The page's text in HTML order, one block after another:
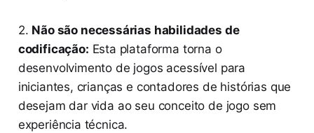
2. Não são necessárias habilidades de
codificação: Esta plataforma torna o
desenvolvimento de jogos acessível para
iniciantes, crianças e contadores de histórias que
desejam dar vida ao seu conceito de jogo sem
experiência técnica.